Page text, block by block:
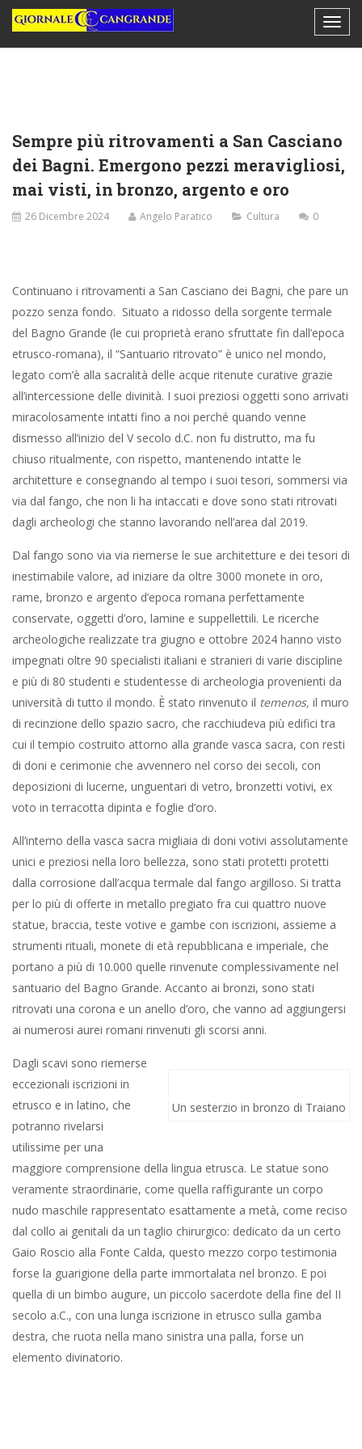
Sempre più ritrovamenti a San Casciano
dei Bagni. Emergono pezzi meravigliosi,
mai visti, in bronzo, argento e oro
26 Dicembre 2024 Angelo Paratico Cultura 0
Continuano i ritrovamenti a San Casciano dei Bagni, che pare un
pozzo senza fondo. Situato a ridosso della sorgente termale
del Bagno Grande (le cui proprietà erano sfruttate fin dall’epoca
etrusco-romana), il “Santuario ritrovato” è unico nel mondo,
legato com’è alla sacralità delle acque ritenute curative grazie
all’intercessione delle divinità. I suoi preziosi oggetti sono arrivati
miracolosamente intatti fino a noi perché quando venne
dismesso all’inizio del V secolo d.C. non fu distrutto, ma fu
chiuso ritualmente, con rispetto, mantenendo intatte le
architetture e consegnando al tempo i suoi tesori, sommersi via
via dal fango, che non li ha intaccati e dove sono stati ritrovati
dagli archeologi che stanno lavorando nell’area dal 2019.
Dal fango sono via via riemerse le sue architetture e dei tesori di
inestimabile valore, ad iniziare da oltre 3000 monete in oro,
rame, bronzo e argento d’epoca romana perfettamente
conservate, oggetti d’oro, lamine e suppellettili. Le ricerche
archeologiche realizzate tra giugno e ottobre 2024 hanno visto
impegnati oltre 90 specialisti italiani e stranieri di varie discipline
e più di 80 studenti e studentesse di archeologia provenienti da
università di tutto il mondo. È stato rinvenuto il temenos, il muro
di recinzione dello spazio sacro, che racchiudeva più edifici tra
cui il tempio costruito attorno alla grande vasca sacra, con resti
di doni e cerimonie che avvennero nel corso dei secoli, con
deposizioni di lucerne, unguentari di vetro, bronzetti votivi, ex
voto in terracotta dipinta e foglie d’oro.
All’interno della vasca sacra migliaia di doni votivi assolutamente
unici e preziosi nella loro bellezza, sono stati protetti protetti
dalla corrosione dall’acqua termale dal fango argilloso. Si tratta
per lo più di offerte in metallo pregiato fra cui quattro nuove
statue, braccia, teste votive e gambe con iscrizioni, assieme a
strumenti rituali, monete di età repubblicana e imperiale, che
portano a più di 10.000 quelle rinvenute complessivamente nel
santuario del Bagno Grande. Accanto ai bronzi, sono stati
ritrovati una corona e un anello d’oro, che vanno ad aggiungersi
ai numerosi aurei romani rinvenuti gli scorsi anni.
Un sesterzio in bronzo di Traiano
Dagli scavi sono riemerse
eccezionali iscrizioni in
etrusco e in latino, che
potranno rivelarsi
utilissime per una
maggiore comprensione della lingua etrusca. Le statue sono
veramente straordinarie, come quella raffigurante un corpo
nudo maschile rappresentato esattamente a metà, come reciso
dal collo ai genitali da un taglio chirurgico: dedicato da un certo
Gaio Roscio alla Fonte Calda, questo mezzo corpo testimonia
forse la guarigione della parte immortalata nel bronzo. E poi
quella di un bimbo augure, un piccolo sacerdote della fine del II
secolo a.C., con una lunga iscrizione in etrusco sulla gamba
destra, che ruota nella mano sinistra una palla, forse un
elemento divinatorio.